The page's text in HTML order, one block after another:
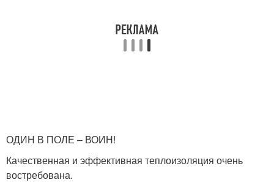
ОДИН В ПОЛЕ – ВОИН!
Качественная и эффективная теплоизоляция очень
востребована.